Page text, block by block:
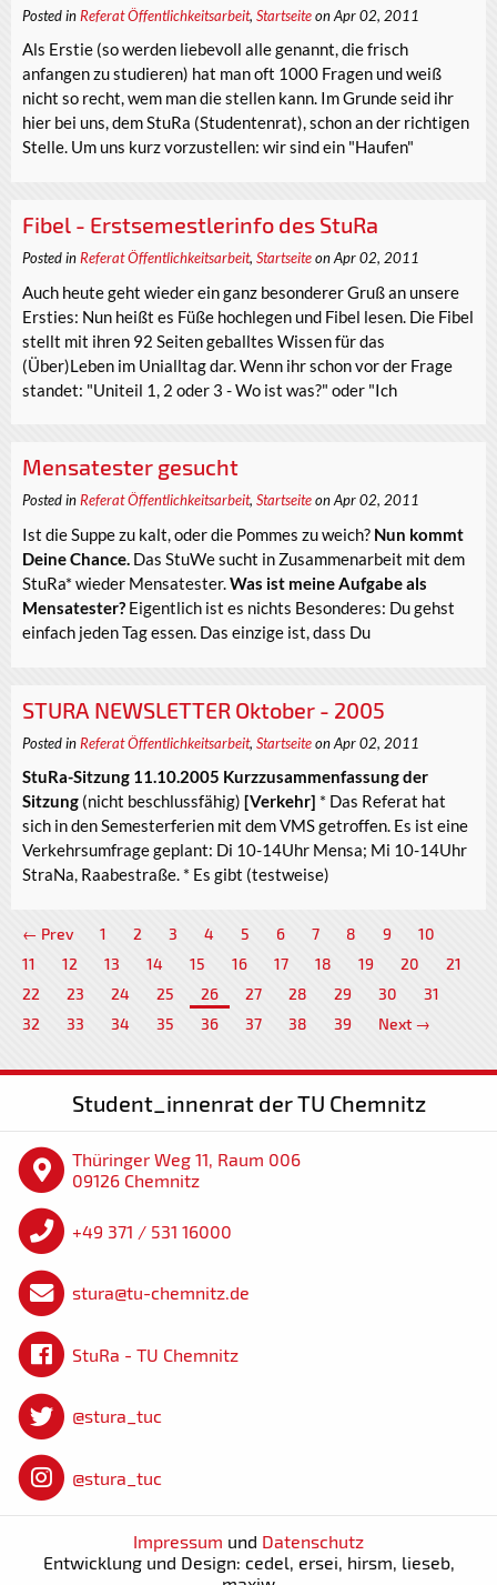
Posted in Referat Öffentlichkeitsarbeit, Startseiteon Apr 02, 2011
Als Erstie (so werden liebevoll alle genannt, die frisch
anfangen zu studieren) hat man oft 1000 Fragen und weiß
nicht so recht, wem man die stellen kann. Im Grunde seid ihr
hier bei uns, dem StuRa (Studentenrat), schon an der richtigen
Stelle. Um uns kurz vorzustellen: wir sind ein "Haufen"
Fibel - Erstsemestlerinfo des StuRa
Posted in Referat Öffentlichkeitsarbeit, Startseiteon Apr 02, 2011
Auch heute geht wieder ein ganz besonderer Gruß an unsere
Ersties: Nun heißt es Füße hochlegen und Fibel lesen. Die Fibel
stellt mit ihren 92 Seiten geballtes Wissen für das
(Über)Leben im Unialltag dar. Wenn ihr schon vor der Frage
standet: "Uniteil 1, 2 oder 3 - Wo ist was?" oder "Ich
Mensatester gesucht
Posted inReferat Öffentlichkeitsarbeit, Startseiteon Apr 02, 2011
Ist die Suppe zu kalt, oder die Pommes zu weich? Nun kommt
Deine Chance. Das StuWe sucht in Zusammenarbeit mit dem
StuRa* wieder Mensatester.Was ist meine Aufgabe als
Mensatester? Eigentlich ist es nichts Besonderes: Du gehst
einfach jeden Tag essen. Das einzige ist, dass Du
STURA NEWSLETTER Oktober - 2005
Posted in Referat Öffentlichkeitsarbeit, Startseiteon Apr 02, 2011
StuRa-Sitzung 11.10.2005 Kurzzusammenfassung der
Sitzung (nicht beschlussfähig) [Verkehr] * Das Referat hat
sich in den Semesterferien mit dem VMS getroffen. Es ist eine
Verkehrsumfrage geplant: Di 10-14Uhr Mensa; Mi 10-14Uhr
StraNa, Raabestraße. * Es gibt (testweise)
← Prev 1 2 3 4 5 6 7 8 9
10
11
12 13 14 15 16 17 18 19 20
21
22
23 24 25 26 27 28 29 30
31
32
33 34 35 36 37 38 39 Next →
Student_innenrat der TU Chemnitz
Thüringer Weg 11, Raum 006
09126 Chemnitz
+49 371 / 531 16000
stura@tu-chemnitz.de
StuRa - TU Chemnitz
@stura_tuc
@stura_tuc
Impressum und Datenschutz
Entwicklung und Design: cedel, ersei, hirsm, lieseb,